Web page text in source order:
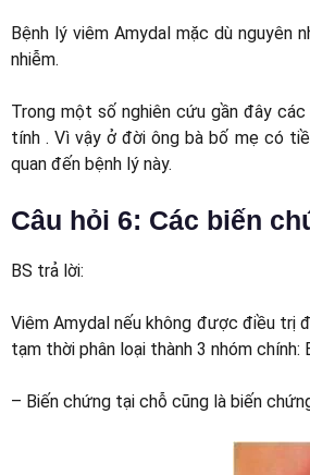
Bệnh lý viêm Amydal mặc dù nguyên
nhiễm.
Trong một số nghiên cứu gần đây
tính . Vì vậy ở đời ông bà bố mẹ có
quan đến bệnh lý này.
Câu hỏi 6: Các biến
BS trả lời:
Viêm Amydal nếu không được điều trị
tạm thời phân loại thành 3 nhóm
– Biến chứng tại chỗ cũng là biến